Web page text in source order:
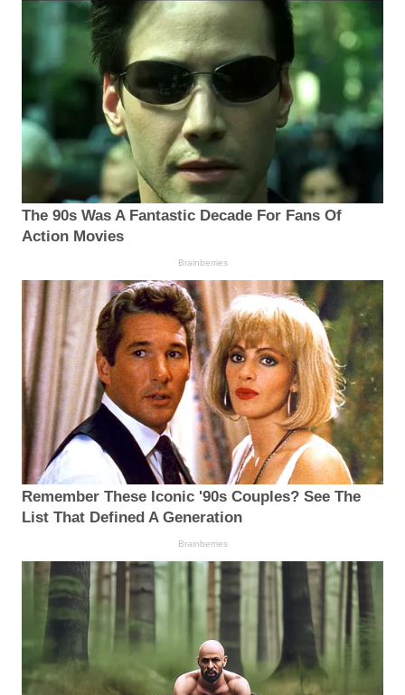
The 90s Was A Fantastic Decade For Fans Of
Action Movies
Brainberries
Remember These Iconic '90s Couples? See The
List That Defined A Generation
Brainberries